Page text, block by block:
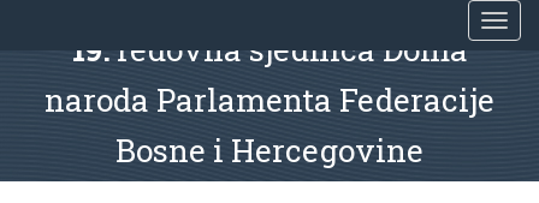
19.redovna sjednica Doma
naroda Parlamenta Federacije
Bosne i Hercegovine